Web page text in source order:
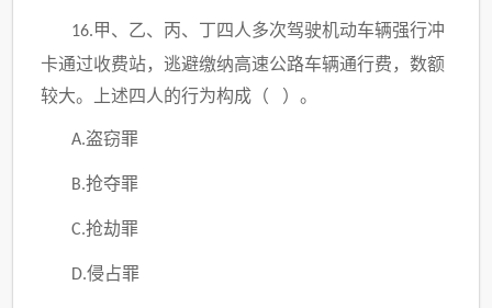
16.甲、乙、丙、丁四人多次驾驶机动车辆强行冲
卡通过收费站，逃避缴纳高速公路车辆通行费，数额
较大。上述四人的行为构成（ ）。
A.盗窃罪
B.抢夺罪
C.抢劫罪
D.侵占罪